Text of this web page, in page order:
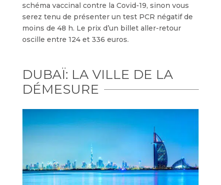
schéma vaccinal contre la Covid-19, sinon vous
serez tenu de présenter un test PCR négatif de
moins de 48 h. Le prix d’un billet aller-retour
oscille entre 124 et 336 euros.
DUBAÏ: LA VILLE DE LA
DÉMESURE